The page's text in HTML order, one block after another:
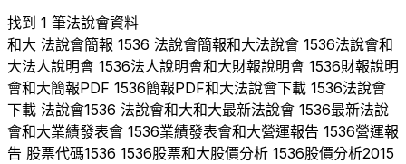
找到 1 筆法說會資料
和大 法說會簡報 1536 法說會簡報和大法說會 1536法說會和
大法人說明會 1536法人說明會和大財報說明會 1536財報說明
會和大簡報PDF 1536簡報PDF和大法說會下載 1536法說會
下載 法說會1536 法說會和大和大最新法說會 1536最新法說
會和大業績發表會 1536業績發表會和大營運報告 1536營運報
告 股票代碼1536 1536股票和大股價分析 1536股價分析2015